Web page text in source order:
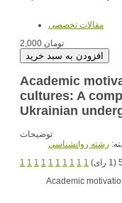
مقالات تخصصي
2,000 تومان
Academic
cultures: A
Ukrainian
توضیحات
رشته روانشناسي
1 1 1 1 1 1 1 1 1 1
Academic